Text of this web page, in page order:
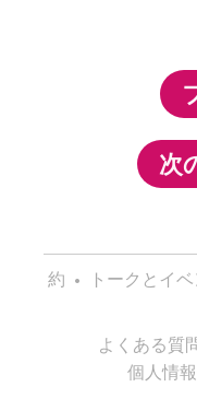
次
約 • トークとイベ
よくある質
個人情